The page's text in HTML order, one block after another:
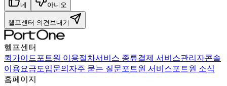
네 아니오
헬프센터 의견보내기
헬프센터
퀵가이드 포트원 이용절차서비스 종류결제 서비스관리자콘솔
이용요금도입문의 자주 묻는 질문포트원 서비스포트원 소식
홈페이지